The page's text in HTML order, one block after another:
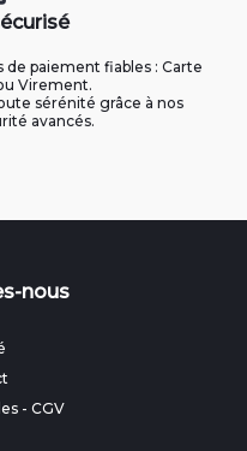
de paiement fiables : Carte
Virement.
sérénité grâce à nos
avancés.
nous
- CGV